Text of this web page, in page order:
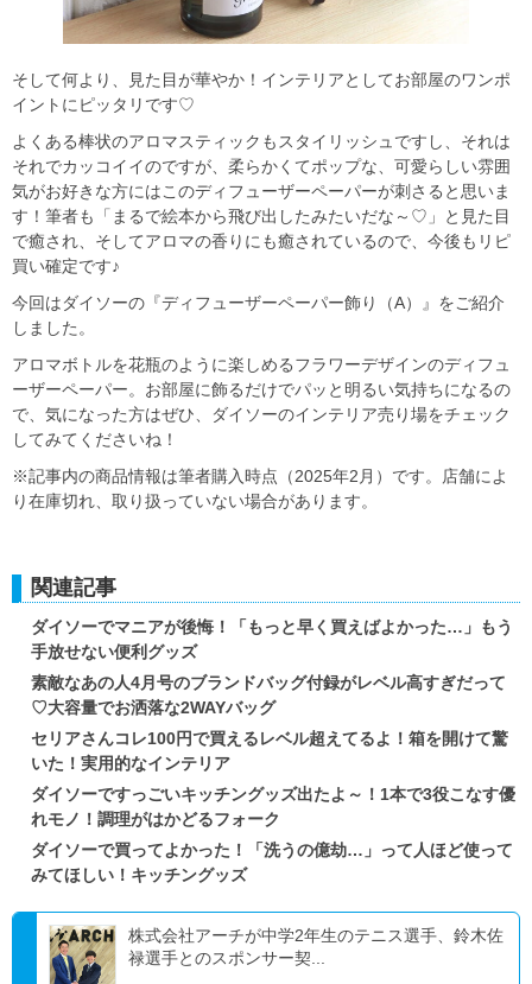
そして何より、見た目が華やか！インテリアとしてお部屋のワンポ
イントにピッタリです♡
よくある棒状のアロマスティックもスタイリッシュですし、それは
それでカッコイイのですが、柔らかくてポップな、可愛らしい雰囲
気がお好きな方にはこのディフューザーペーパーが刺さると思いま
す！筆者も「まるで絵本から飛び出したみたいだな～♡」と見た目
で癒され、そしてアロマの香りにも癒されているので、今後もリピ
買い確定です♪
今回はダイソーの『ディフューザーペーパー飾り（A）』をご紹介
しました。
アロマボトルを花瓶のように楽しめるフラワーデザインのディフュ
ーザーペーパー。お部屋に飾るだけでパッと明るい気持ちになるの
で、気になった方はぜひ、ダイソーのインテリア売り場をチェック
してみてくださいね！
※記事内の商品情報は筆者購入時点（2025年2月）です。店舗によ
り在庫切れ、取り扱っていない場合があります。
関連記事
ダイソーでマニアが後悔！「もっと早く買えばよかった…」もう
手放せない便利グッズ
素敵なあの人4月号のブランドバッグ付録がレベル高すぎだって
♡大容量でお洒落な2WAYバッグ
セリアさんコレ100円で買えるレベル超えてるよ！箱を開けて驚
いた！実用的なインテリア
ダイソーですっごいキッチングッズ出たよ～！1本で3役こなす優
れモノ！調理がはかどるフォーク
ダイソーで買ってよかった！「洗うの億劫…」って人ほど使って
みてほしい！キッチングッズ
株式会社アーチが中学2年生のテニス選手、鈴木佐
禄選手とのスポンサー契...